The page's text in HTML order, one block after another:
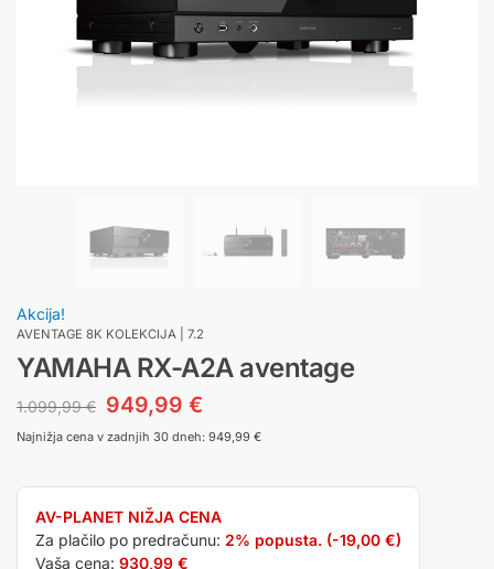
Akcija!
AVENTAGE 8K KOLEKCIJA | 7.2
YAMAHA RX-A2A aventage
1.099,99€ 949,99 €
Najnižja cena v zadnjih 30 dneh: 949,99 €
AV-PLANET NIŽJA CENA
Za plačilo po predračunu: 2% popusta. (-19,00 €)
Vaša cena: 930,99 €